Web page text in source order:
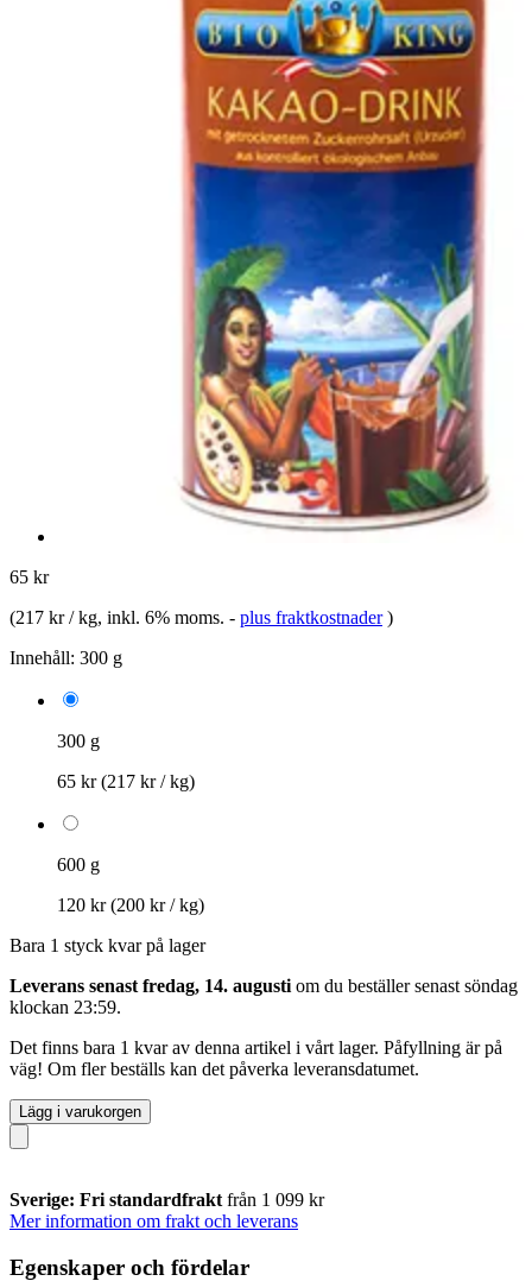
65 kr
(217 kr / kg, inkl. 6% moms. - plus fraktkostnader )
Innehåll: 300 g
300 g
65 kr(217 kr / kg)
600 g
120 kr(200 kr / kg)
Bara 1 styck kvar på lager
Leverans senast fredag, 14. augusti om du beställer senast söndag
klockan 23:59.
Det finns bara 1 kvar av denna artikel i vårt lager. Påfyllning är på
väg! Om fler beställs kan det påverka leveransdatumet.
Lägg i varukorgen
Sverige: Fri standardfrakt från 1 099 kr
Mer information om frakt och leverans
Egenskaper och fördelar